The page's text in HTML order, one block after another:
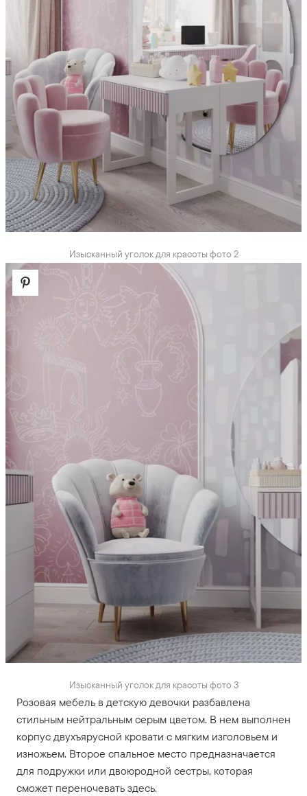
Изысканный уголок для красоты фото 2
Изысканный уголок для красоты фото 3
Розовая мебель в детскую девочки разбавлена
стильным нейтральным серым цветом. В нем выполнен
корпус двухъярусной кровати с мягким изголовьем и
изножьем. Второе спальное место предназначается
для подружки или двоюродной сестры, которая
сможет переночевать здесь.